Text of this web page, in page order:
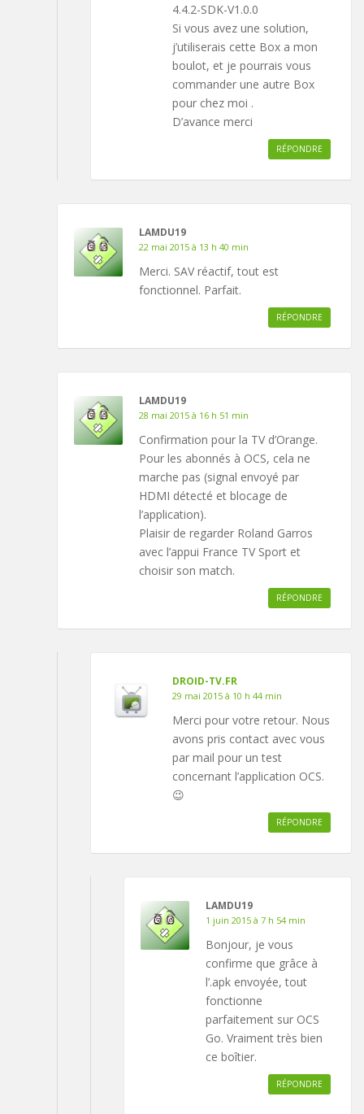
4.4.2-SDK-V1.0.0
Si vous avez une solution,
j’utiliserais cette Box a mon
boulot, et je pourrais vous
commander une autre Box
pour chez moi .
D’avance merci
RÉPONDRE
LAMDU19
22 mai 2015 à 13 h 40 min
Merci. SAV réactif, tout est
fonctionnel. Parfait.
RÉPONDRE
LAMDU19
28 mai 2015 à 16 h 51 min
Confirmation pour la TV d’Orange.
Pour les abonnés à OCS, cela ne
marche pas (signal envoyé par
HDMI détecté et blocage de
l’application).
Plaisir de regarder Roland Garros
avec l’appui France TV Sport et
choisir son match.
RÉPONDRE
DROID-TV.FR
29 mai 2015 à 10 h 44 min
Merci pour votre retour. Nous
avons pris contact avec vous
par mail pour un test
concernant l’application OCS.
😉
RÉPONDRE
LAMDU19
1 juin 2015 à 7 h 54 min
Bonjour, je vous
confirme que grâce à
l’.apk envoyée, tout
fonctionne
parfaitement sur OCS
Go. Vraiment très bien
ce boîtier.
RÉPONDRE